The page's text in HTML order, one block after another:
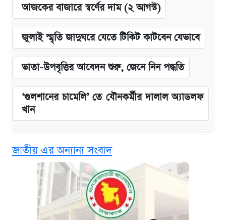
আজকের বাজারে স্বর্ণের দাম (২ আগস্ট)
জুলাই স্মৃতি জাদুঘরে যেতে টিকিট কাটবেন যেভাবে
ভাতা-উপবৃত্তির আবেদন শুরু, জেনে নিন পদ্ধতি
‘গুলশানের চামেলি’ তে যৌনকর্মীর দালাল অ্যাডলফ
খান
দাম ও ফিচার
কবে শুরু হচ্ছে ঢাবির ভর্তি আবেদন, জানাল কর্তৃপক্ষ
নবম জাতীয় পে-স্কেল নিয়ে সর্বশেষ যা জানা গেল
জাতীয় এর অন্যান্য সংবাদ